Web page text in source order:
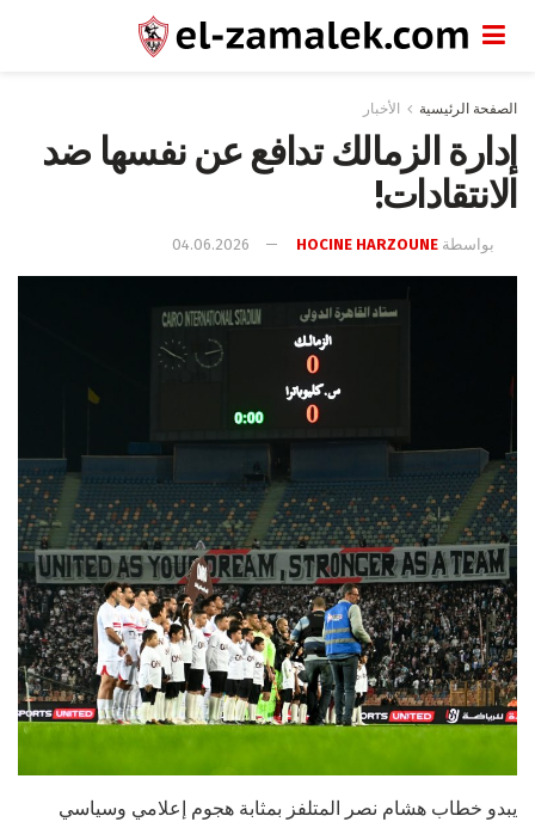
الصفحة الرئيسية الأخبار
إدارة الزمالك تدافع عن نفسها ضد
الانتقادات!
بواسطة HOCINE HARZOUNE
04.06.2026
يبدو خطاب هشام نصر المتلفز بمثابة هجوم إعلامي وسياسي